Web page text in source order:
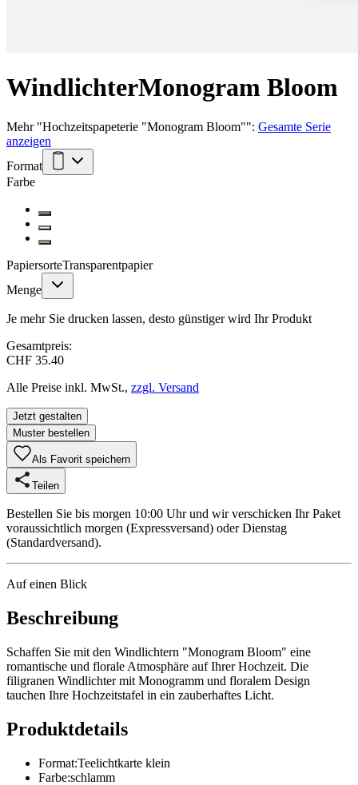
WindlichterMonogram Bloom
Mehr"Hochzeitspapeterie "Monogram Bloom"": Gesamte Serie
anzeigen
Format
Farbe
PapiersorteTransparentpapier
Menge
Je mehr Sie drucken lassen, desto günstiger wird Ihr Produkt
Gesamtpreis:
CHF 35.40
Alle Preise inkl. MwSt., zzgl. Versand
Jetzt gestalten
Muster bestellen
Als Favorit speichern
Teilen
Bestellen Sie bis morgen 10:00 Uhr und wir verschicken Ihr Paket
voraussichtlich morgen (Expressversand) oder Dienstag
(Standardversand).
Auf einen Blick
Beschreibung
Schaffen Sie mit den Windlichtern "Monogram Bloom" eine
romantische und florale Atmosphäre auf Ihrer Hochzeit. Die
filigranen Windlichter mit Monogramm und floralem Design
tauchen Ihre Hochzeitstafel in ein zauberhaftes Licht.
Produktdetails
Format:Teelichtkarte klein
Farbe:schlamm